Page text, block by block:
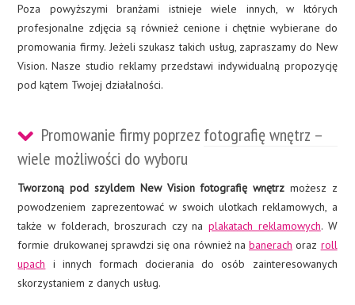
Poza powyższymi branżami istnieje wiele innych, w których
profesjonalne zdjęcia są również cenione i chętnie wybierane do
promowania firmy. Jeżeli szukasz takich usług, zapraszamy do New
Vision. Nasze studio reklamy przedstawi indywidualną propozycję
pod kątem Twojej działalności.
Promowanie firmy poprzez fotografię wnętrz –
wiele możliwości do wyboru
Tworzoną pod szyldem New Vision fotografię wnętrz możesz z
powodzeniem zaprezentować w swoich ulotkach reklamowych, a
także w folderach, broszurach czy naplakatach reklamowych. W
formie drukowanej sprawdzi się ona również nabanerach oraz roll
upach i innych formach docierania do osób zainteresowanych
skorzystaniem z danych usług.